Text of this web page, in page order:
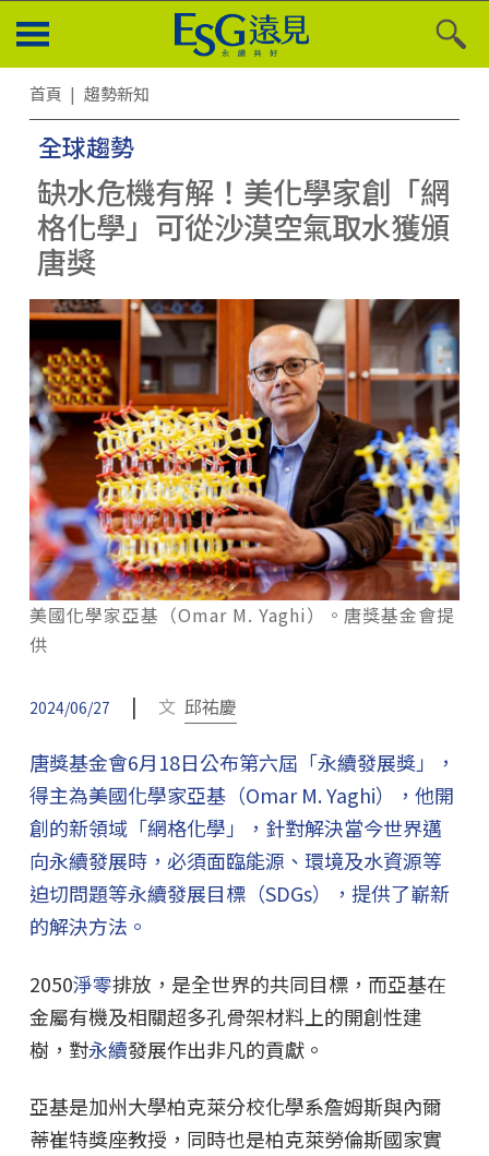
首頁 趨勢新知
全球趨勢
缺水危機有解！美化學家創「網
格化學」可從沙漠空氣取水獲頒
唐獎
美國化學家亞基（Omar M. Yaghi）。唐獎基金會提
供
2024/06/27 | 文 邱祐慶
唐獎基金會6月18日公布第六屆「永續發展獎」，
得主為美國化學家亞基（Omar M. Yaghi），他開
創的新領域「網格化學」，針對解決當今世界邁
向永續發展時，必須面臨能源、環境及水資源等
迫切問題等永續發展目標（SDGs），提供了嶄新
的解決方法。
2050淨零排放，是全世界的共同目標，而亞基在
金屬有機及相關超多孔骨架材料上的開創性建
樹，對永續發展作出非凡的貢獻。
亞基是加州大學柏克萊分校化學系詹姆斯與內爾
蒂崔特獎座教授，同時也是柏克萊勞倫斯國家實